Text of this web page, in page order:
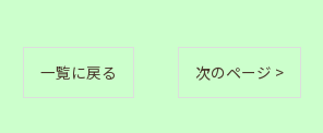
一覧に戻る 次のページ >